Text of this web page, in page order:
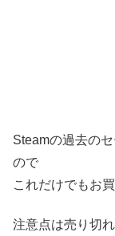
Steamの過去の
ので
これだけでもお
注意点は売り切